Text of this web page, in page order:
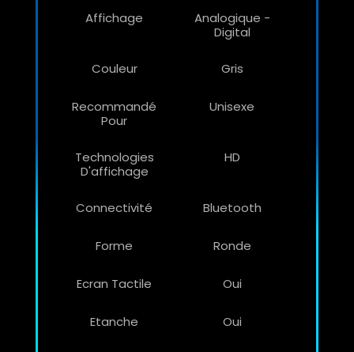
Affichage
Analogique -
Digital
Couleur Gris
Recommandé
Pour
Unisexe
Technologies
D'affichage
HD
Connectivité Bluetooth
Forme Ronde
Ecran Tactile Oui
Etanche Oui